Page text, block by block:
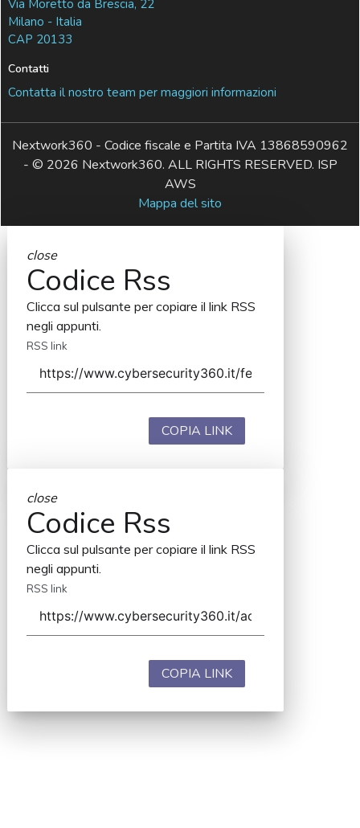
Via Moretto da Brescia, 22
Milano - Italia
CAP 20133
Contatti
Contatta il nostro team per maggiori informazioni
Nextwork360 - Codice fiscale e Partita IVA 13868590962
- © 2026 Nextwork360. ALL RIGHTS RESERVED. ISP
AWS
Mappa del sito
close
Codice Rss
Clicca sul pulsante per copiare il link RSS
negli appunti.
RSS link
COPIA LINK
close
Codice Rss
Clicca sul pulsante per copiare il link RSS
negli appunti.
RSS link
COPIA LINK